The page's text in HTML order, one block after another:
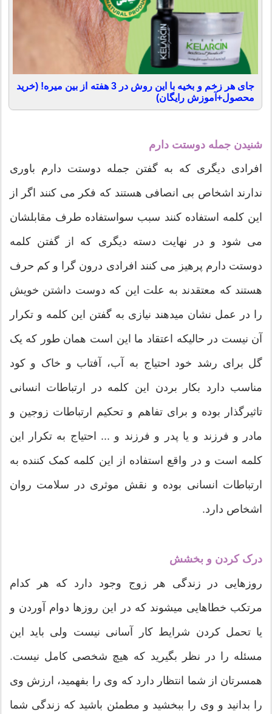
جای هر زخم و بخیه با این روش در 3 هفته از بین میره! (خرید
محصول+آموزش رایگان)
شنیدن جمله دوستت دارم
افرادی دیگری که به گفتن جمله دوستت دارم باوری
ندارند اشخاص بی انصافی هستند که فکر می کنند اگر از
این کلمه استفاده کنند سبب سواستفاده طرف مقابلشان
می شود و در نهایت دسته دیگری که از گفتن کلمه
دوستت دارم پرهیز می کنند افرادی درون گرا و کم حرف
هستند که معتقدند به علت این که دوست داشتن خویش
را در عمل نشان میدهند نیازی به گفتن این کلمه و تکرار
آن نیست در حالیکه اعتقاد ما این است همان طور که یک
گل برای رشد خود احتیاج به آب، آفتاب و خاک و کود
مناسب دارد بکار بردن این کلمه در ارتباطات انسانی
تاثیرگذار بوده و برای تفاهم و تحکیم ارتباطات زوجین و
مادر و فرزند و یا پدر و فرزند و ... احتیاج به تکرار این
کلمه است و در واقع استفاده از این کلمه کمک کننده به
ارتباطات انسانی بوده و نقش موثری در سلامت روان
اشخاص دارد.
درک کردن و بخشش
روزهایی در زندگی هر زوج وجود دارد که هر کدام
مرتکب خطاهایی میشوند که در این روزها دوام آوردن و
یا تحمل کردن شرایط کار آسانی نیست ولی باید این
مسئله را در نظر بگیرید که هیچ شخصی کامل نیست.
همسرتان از شما انتظار دارد که وی را بفهمید، ارزش وی
را بدانید و وی را ببخشید و مطمئن باشید که زندگی شما